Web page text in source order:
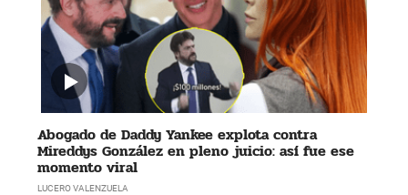
Abogado de Daddy Yankee explota contra
Mireddys González en pleno juicio: así fue ese
momento viral
LUCERO VALENZUELA